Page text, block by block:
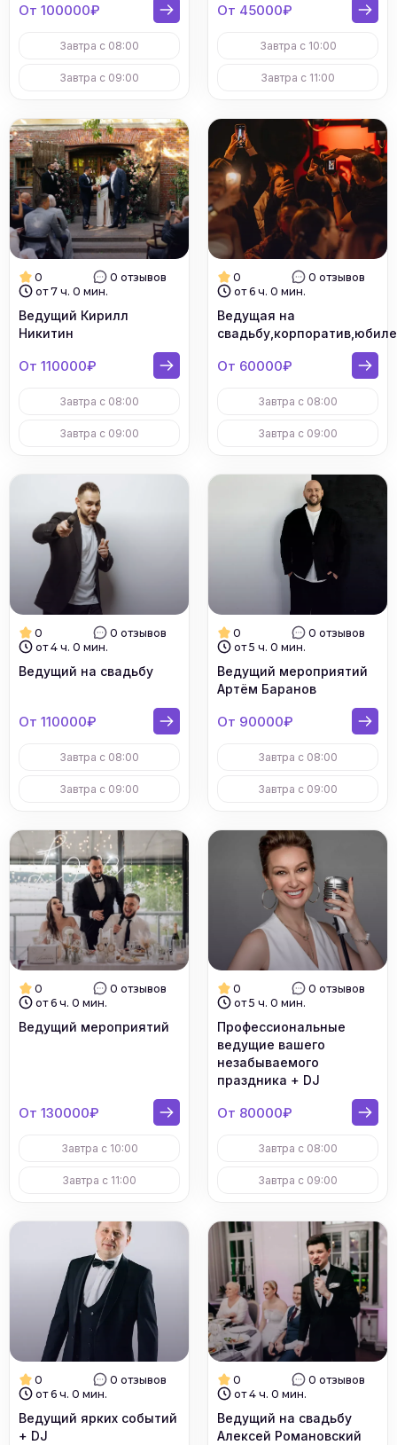
От 100000₽
Завтра с 08:00
Завтра с 09:00
От 45000₽
Завтра с 10:00
Завтра с 11:00
0
0 отзывов
от 7 ч. 0 мин.
Ведущий Кирилл
Никитин
От 110000₽
Завтра с 08:00
Завтра с 09:00
0
0 отзывов
от 6 ч. 0 мин.
Ведущая на
От 60000₽
Завтра с 08:00
Завтра с 09:00
0
0 отзывов
от 4 ч. 0 мин.
Ведущий на свадьбу
От 110000₽
Завтра с 08:00
Завтра с 09:00
0
0 отзывов
от 5 ч. 0 мин.
Ведущий мероприятий
Артём Баранов
От 90000₽
Завтра с 08:00
Завтра с 09:00
0
0 отзывов
от 6 ч. 0 мин.
Ведущий мероприятий
От 130000₽
Завтра с 10:00
Завтра с 11:00
0
0 отзывов
от 5 ч. 0 мин.
Профессиональные
ведущие вашего
незабываемого
праздника + DJ
От 80000₽
Завтра с 08:00
Завтра с 09:00
0
0 отзывов
от 6 ч. 0 мин.
Ведущий ярких событий
+ DJ
0
0 отзывов
от 4 ч. 0 мин.
Ведущий на свадьбу
Алексей Романовский